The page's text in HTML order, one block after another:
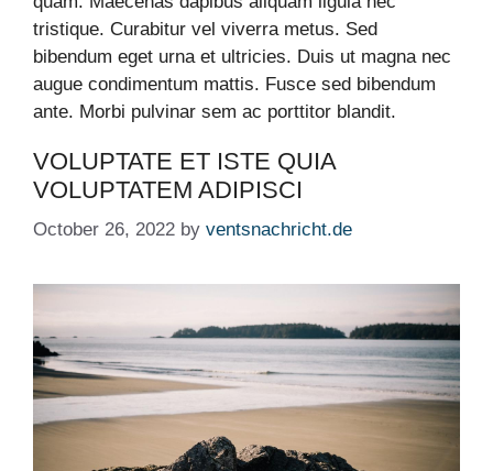
tristique. Curabitur vel viverra metus. Sed
bibendum eget urna et ultricies. Duis ut magna nec
augue condimentum mattis. Fusce sed bibendum
ante. Morbi pulvinar sem ac porttitor blandit.
VOLUPTATE ET ISTE QUIA
VOLUPTATEM ADIPISCI
October 26, 2022 by ventsnachricht.de